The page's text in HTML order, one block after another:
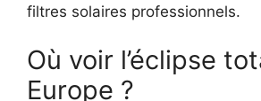
filtres solaires professionnels.
Où voir l’éclipse
Europe ?